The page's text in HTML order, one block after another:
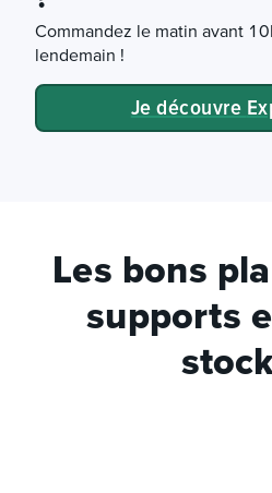
Commandez le matin avant
lendemain !
Je
Les bons
supports